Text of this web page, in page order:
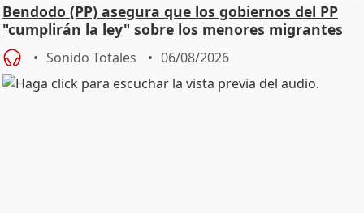
Bendodo (PP) asegura que los gobiernos del PP
"cumplirán la ley" sobre los menores migrantes
Sonido Totales 06/08/2026